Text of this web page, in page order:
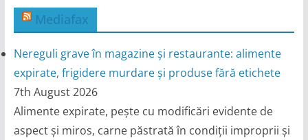
Mediafax
Nereguli grave în magazine și restaurante: alimente
expirate, frigidere murdare și produse fără etichete
7th August 2026
Alimente expirate, pește cu modificări evidente de
aspect și miros, carne păstrată în condiții improprii și